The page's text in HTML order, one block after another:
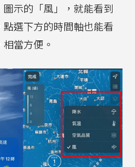
示的「風」，就能看到
選下方的時間軸也能看
當方便。